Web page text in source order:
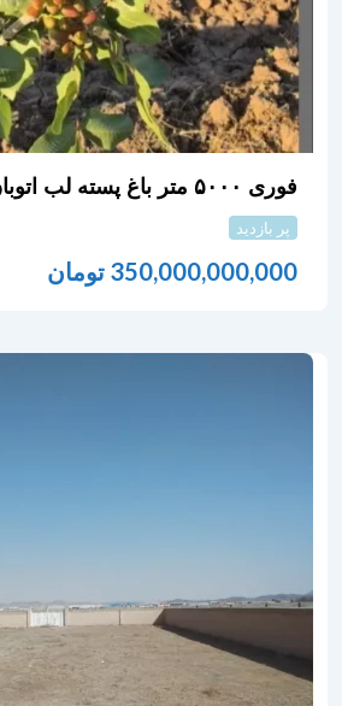
فوری ۵۰۰۰ متر باغ پسته لب اتوبان تهران قزوین
پر بازدید
350,000,000,000 تومان